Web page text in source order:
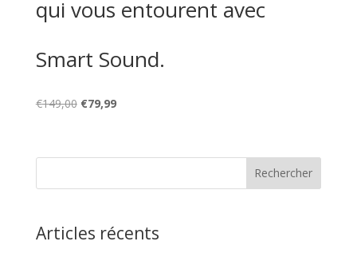
qui vous entourent avec
Smart Sound.
€149,00 Le
était :
€79,99Le
est :
Articles récents